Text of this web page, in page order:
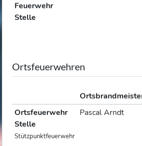
Feuerwehr
Stelle
Ortsfeuerwehren
Ortsfeuerwehr
Stelle
Stützpunktfeuerwehr
Pascal Arndt